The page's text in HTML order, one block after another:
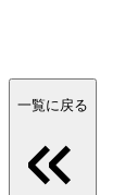
一覧に戻る